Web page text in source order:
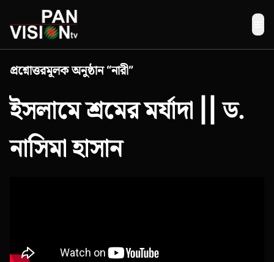
প্রশ্নোত্তরমূলক অনুষ্ঠান “নারী”
ইসলামে শ্রমের মর্যাদা || ড.
নাসিমা হাসান